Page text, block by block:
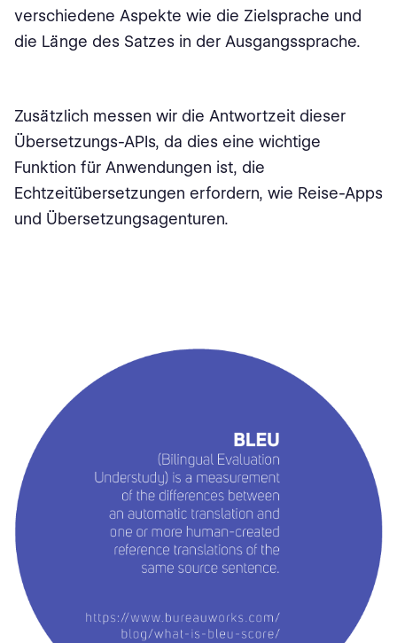
verschiedene Aspekte wie die Zielsprache und
die Länge des Satzes in der Ausgangssprache.
Zusätzlich messen wir die Antwortzeit dieser
Übersetzungs-APIs, da dies eine wichtige
Funktion für Anwendungen ist, die
Echtzeitübersetzungen erfordern, wie Reise-Apps
und Übersetzungsagenturen.